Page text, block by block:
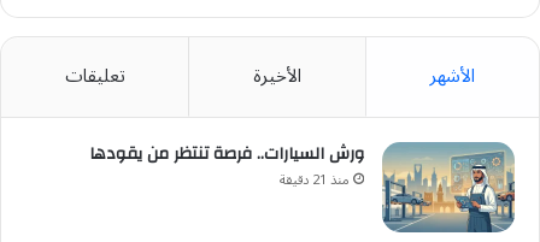
الأشهر الأخيرة تعليقات
ورش السيارات.. فرصة تنتظر من يقودها
منذ 21 دقيقة